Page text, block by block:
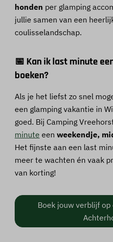
honden per glamping
jullie samen van een
coulisselandschap.
📅 Kan ik last minute
boeken?
Als je het liefst zo snel
een glamping vakantie in
goed. Bij Camping
minute eenweekendje,
Het fijnste aan een last
meer te wachten én vaak
van korting!
Boek jouw verblijf op